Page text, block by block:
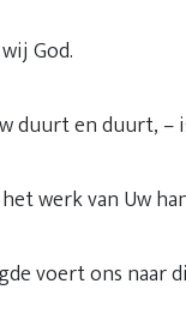
God.
duurt en duurt, –
werk van Uw
voert ons naar